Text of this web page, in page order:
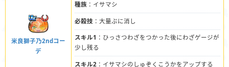
米良獅子乃2ndコー
デ
種族 ：イサマシ
必殺技 ：大量ぷに消し
スキル1 ：ひっさつわざをつかった後にわざゲージが
少し残る
スキル2 ：イサマシのしゅぞくこうかをアップする